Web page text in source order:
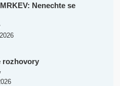
Nenechte se
rozhovory